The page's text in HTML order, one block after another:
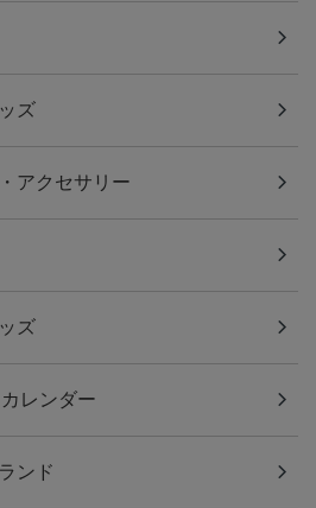
ズ
アクセサリー
ズ
レンダー
ンド